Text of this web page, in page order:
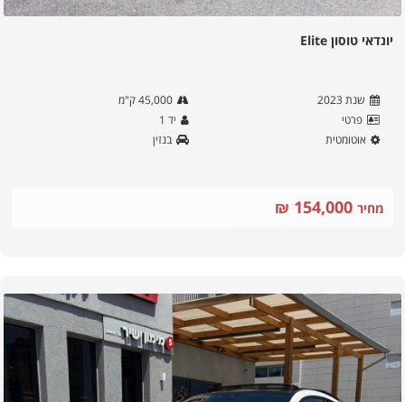
יונדאי טוסון Elite
שנת 45,000ק"מ
פרטי
יד
אוטומטית
בנזין
מחיר ₪